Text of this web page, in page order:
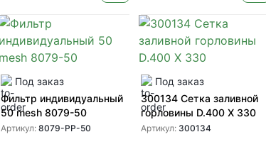
Под заказ
Фильтр индивидуальный
50 mesh 8079-50
Артикул:8079-PP-50
Под заказ
300134 Сетка заливной
горловины D.400 X 330
Артикул: 300134